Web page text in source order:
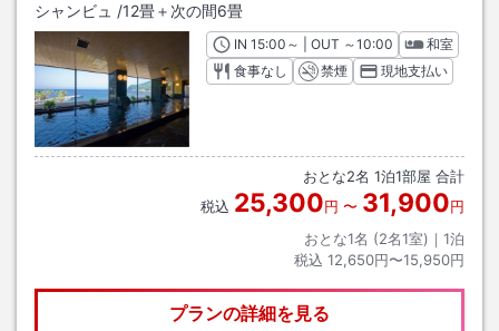
シャンビュ /12畳＋次の間6畳
INチェックイン
15:00 ～ | OUT チェックアウト
～10:00
和室
食事なし
禁煙 現地支払い
おとな2名 1泊1部屋 合計
税込 25,300円 〜 31,900円
おとな1名 (2名1室)｜ 1泊
税込 12,650円〜15,950円
プランの詳細を見る